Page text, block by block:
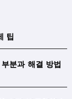
팁
분과 해결 방법